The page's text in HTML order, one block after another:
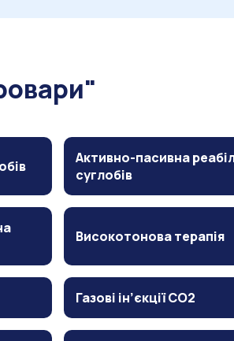
Активно-пасивна
суглобів
Високотонова терапія
Газові ін’єкції CO2